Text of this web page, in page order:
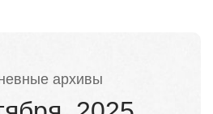
архивы